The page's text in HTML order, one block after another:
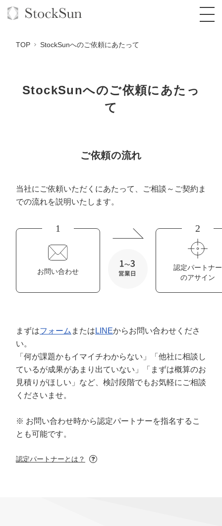
オーダーメイド支援
クレーム窓口
定額制採用代行・RPO『トルトルくん』
定額LINE運用代行『LINEマキトルくん』
格安でAI導入支援『あいのりAI』
1本無料で記事を制作『SEOトライアル』
定額制LP制作・改善『最強LP』
採用YouTubeチャンネル構築『トリトル』
料金表
動画編集
YouTubeディレクター
会社概要・役員紹介
ミッション・ビジョン・バリュー
代表メッセージ（岩野圭佑）
認定パートナー
動画ディレクター
営業
正社員
TOP StockSunへのご依頼にあたって
StockSunへのご依頼にあたっ
て
ご依頼の流れ
当社にご依頼いただくにあたって、ご相談～ご契約ま
での流れを説明いたします。
1
お問い合わせ
2
認定パートナー
のアサイン
まずはフォーム または LINEからお問い合わせくださ
い。
「何が課題かもイマイチわからない」「他社に相談し
ているが成果があまり出ていない」「まずは概算のお
見積りがほしい」など、検討段階でもお気軽にご相談
くださいませ。
※ お問い合わせ時から認定パートナーを指名するこ
とも可能です。
認定パートナーとは？